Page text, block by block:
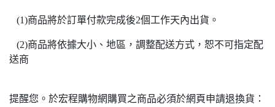
(1)商品將於訂單付款完成後2個工作天內出貨。
(2)商品將依據大小、地區，調整配送方式，恕不可指定配
送商
提醒您。於宏程購物網購買之商品必須於網頁申請退換貨：